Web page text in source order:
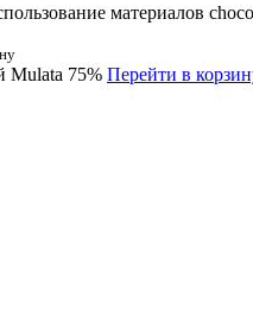
материалов
Mulata 75% Перейти в